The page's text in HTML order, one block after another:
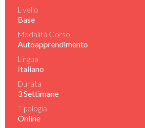
Livello
Base
Modalità Corso
Autoapprendimento
Lingua
Italiano
Durata
3 Settimane
Tipologia
Online